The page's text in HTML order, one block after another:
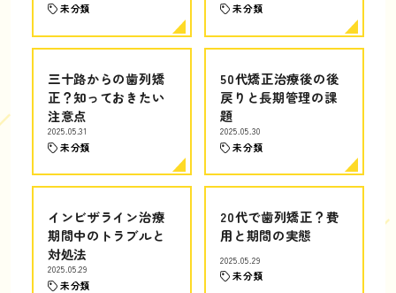
未分類 未分類
三十路からの歯列矯
正？知っておきたい
注意点
2025.05.31
未分類
50代矯正治療後の後
戻りと長期管理の課
題
2025.05.30
未分類
インビザライン治療
期間中のトラブルと
対処法
2025.05.29
未分類
20代で歯列矯正？費
用と期間の実態
2025.05.29
未分類